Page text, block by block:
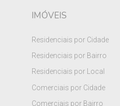
IMÓVEIS
Residenciais por Cidade
Residenciais por Bairro
Residenciais por Local
Comerciais por Cidade
Comerciais por Bairro